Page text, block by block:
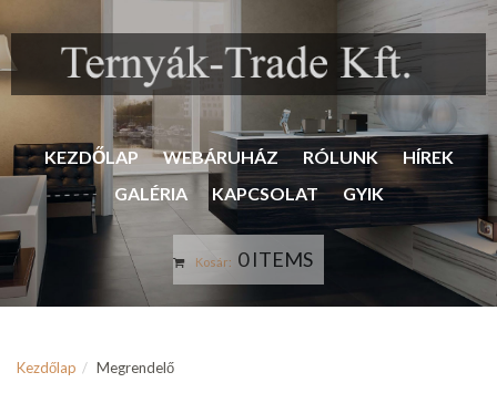
KEZDŐLAP WEBÁRUHÁZ RÓLUNK
HÍREK
GALÉRIA
KAPCSOLAT GYIK
Kosár: 0 ITEMS
Kezdőlap Megrendelő